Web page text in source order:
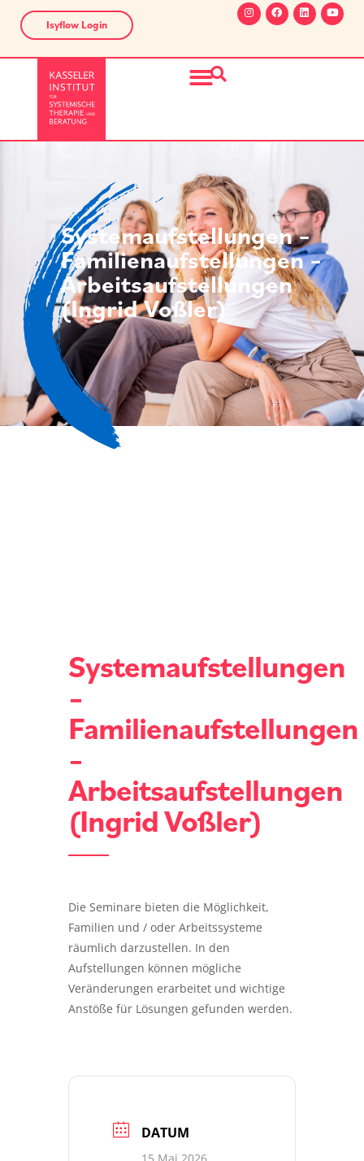
Isyflow Login
Systemaufstellungen –
Familienaufstellungen –
Arbeitsaufstellungen
(Ingrid Voßler)
Systemaufstellungen
–
Familienaufstellungen
–
Arbeitsaufstellungen
(Ingrid Voßler)
Die Seminare bieten die Möglichkeit,
Familien und / oder Arbeitssysteme
räumlich darzustellen. In den
Aufstellungen können mögliche
Veränderungen erarbeitet und wichtige
Anstöße für Lösungen gefunden werden.
DATUM
15 Mai 2026